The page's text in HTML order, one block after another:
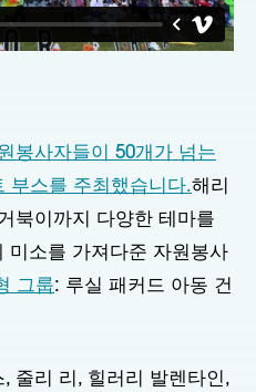
봉사자들이 50개가 넘는
부스를 주최했습니다.해리
북이까지 다양한 테마를
미소를 가져다준 자원봉사
그룹: 루실 패커드 아동 건
줄리 리, 힐러리 발렌타인,